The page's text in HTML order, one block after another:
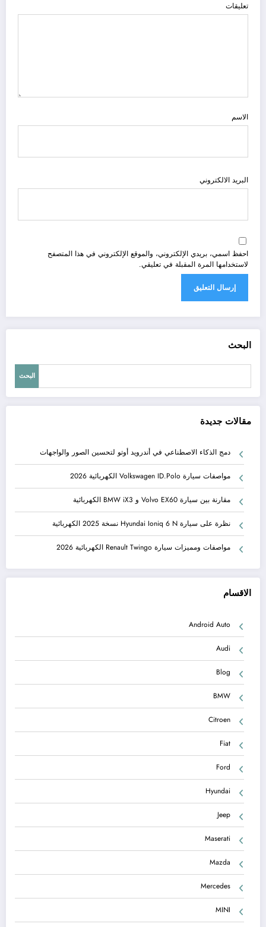
تعليقات
الاسم
البريد الالكتروني
احفظ اسمي، بريدي الإلكتروني، والموقع الإلكتروني في هذا المتصفح
لاستخدامها المرة المقبلة في تعليقي.
البحث
البحث
مقالات جديدة
دمج الذكاء الاصطناعي في أندرويد أوتو لتحسين الصور والواجهات
مواصفات سيارة Volkswagen ID.Polo الكهربائية 2026
مقارنة بين سيارة Volvo EX60 و BMW iX3 الكهربائية
نظرة على سيارة Hyundai Ioniq 6 N نسخة 2025 الكهربائية
مواصفات ومميزات سيارة Renault Twingo الكهربائية 2026
الاقسام
Android Auto
Audi
Blog
BMW
Citroen
Fiat
Ford
Hyundai
Jeep
Maserati
Mazda
Mercedes
MINI